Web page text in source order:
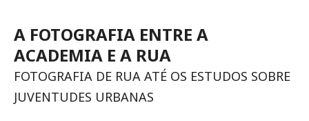
A FOTOGRAFIA ENTRE A
ACADEMIA E A RUA
FOTOGRAFIA DE RUA ATÉ OS ESTUDOS SOBRE
JUVENTUDES URBANAS